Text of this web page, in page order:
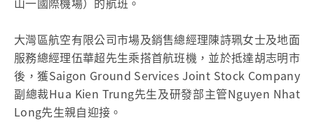
大灣區航空有限公司市場及銷售總經理陳詩珮女士及地面
服務總經理伍華超先生乘搭首航班機，並於抵達胡志明市
後，獲Saigon Ground Services Joint Stock Company
副總裁Hua Kien Trung先生及研發部主管Nguyen Nhat
Long先生親自迎接。